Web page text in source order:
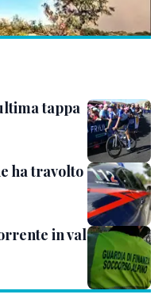
tappa
ha travolto
in val